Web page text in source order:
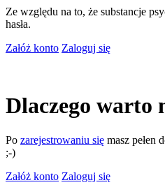
Ze względu na to, że substancje
hasła.
Załóż konto Zaloguj się
Dlaczego warto
Po zarejestrowaniu się masz pełen
;-)
Załóż konto Zaloguj się